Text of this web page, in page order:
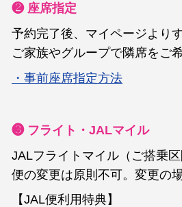
❷ 座席指定
予約完了後、マイページより
ご家族やグループで隣席をご
・事前座席指定方法
❸ フライト・JALマイル
JALフライトマイル（ご搭乗
便の変更は原則不可。変更の
【JAL便利用特典】